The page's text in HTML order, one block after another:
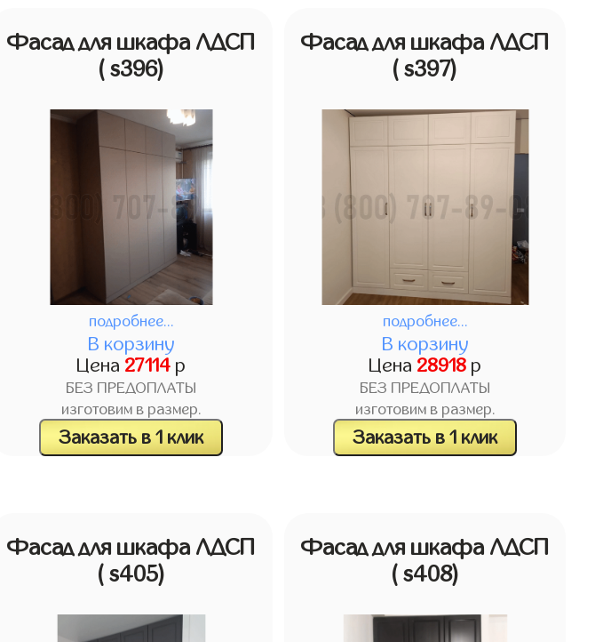
Фасад для шкафа ЛДСП
( s396)
подробнее...
В корзину
Цена 27114 р
БЕЗ ПРЕДОПЛАТЫ
изготовим в размер.
Заказать в 1 клик
Фасад для шкафа ЛДСП
( s397)
подробнее...
В корзину
Цена 28918 р
БЕЗ ПРЕДОПЛАТЫ
изготовим в размер.
Заказать в 1 клик
Фасад для шкафа ЛДСП
( s405)
Фасад для шкафа ЛДСП
( s408)